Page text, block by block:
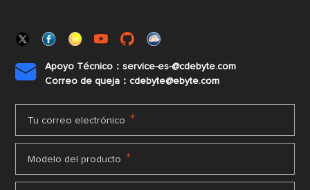

Apoyo Técnico：service-es-@cdebyte.com
Correo de queja：cdebyte@ebyte.com
Tu correo electrónico *
Modelo del producto *